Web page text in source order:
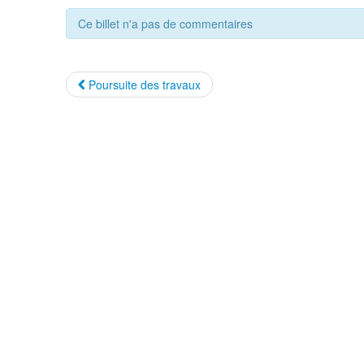
Ce billet n'a pas de commentaires
Poursuite des travaux